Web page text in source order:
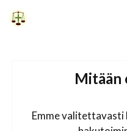
Siirry
sisältöön
Mitään
Emme valitettavasti